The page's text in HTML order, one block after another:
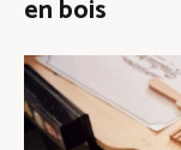
en bois